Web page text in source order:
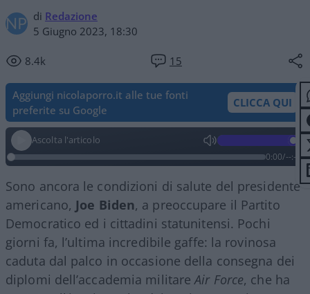
di Redazione
5 Giugno 2023, 18:30
8.4k 15
Aggiungi nicolaporro.it alle tue fonti
preferite su Google
CLICCA QUI
Ascolta l'articolo
0:00/--:--
Sono ancora le condizioni di salute del presidente
americano, Joe Biden, a preoccupare il Partito
Democratico ed i cittadini statunitensi. Pochi
giorni fa, l’ultima incredibile gaffe: la rovinosa
caduta dal palco in occasione della consegna dei
diplomi dell’accademia militareAir Force, che ha